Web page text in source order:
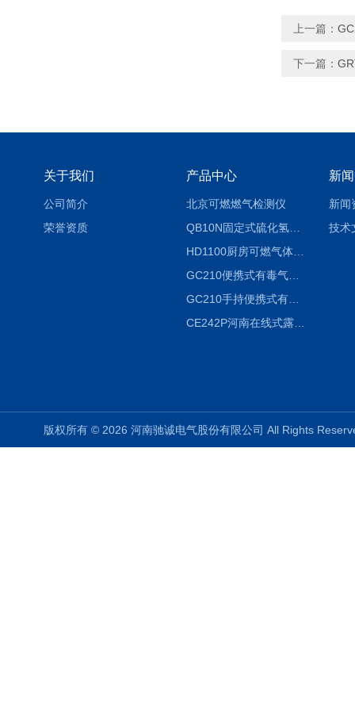
上一篇：
下一篇：
关于我们
公司简介
荣誉资质
产品中心
北京可燃燃气检测仪
QB10N固定式硫化氢气体检测仪H2S气体泄漏探头
HD1100厨房可燃气体泄漏浓度探测器天然气检测仪
GC210便携式有毒气体浓度探测器氨气检测仪养殖场
GC210手持便携式有毒CL2气体探测器氯气检测仪
CE242P河南在线式露点仪
新
新闻
技术
版权所有 © 2026 河南驰诚电气股份有限公司 All Rights